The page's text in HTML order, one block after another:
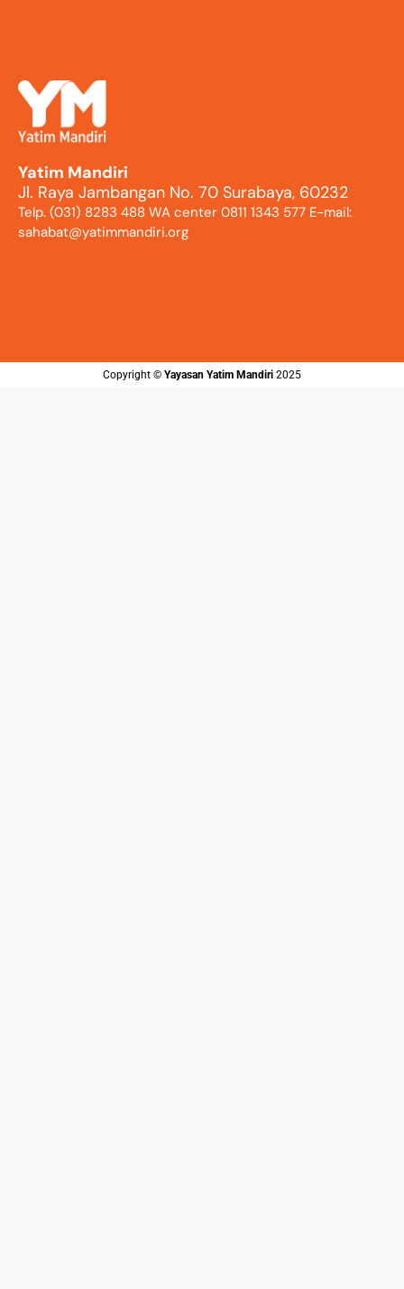
Yatim Mandiri
Jl. Raya Jambangan No. 70 Surabaya, 60232
Telp. (031) 8283 488 WA center 0811 1343 577 E-mail:
sahabat@yatimmandiri.org
Copyright ©️ Yayasan Yatim Mandiri 2025